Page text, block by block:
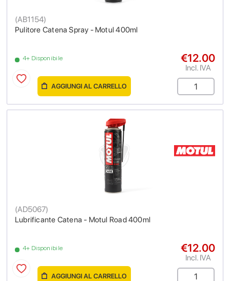
Pulitore Catena Spray - Motul 400ml
(AB1154)
4+ Disponibile €12.00
Incl. IVA
AGGIUNGI AL CARRELLO
Lubrificante Catena - Motul Road 400ml
(AD5067)
4+ Disponibile €12.00
Incl. IVA
AGGIUNGI AL CARRELLO